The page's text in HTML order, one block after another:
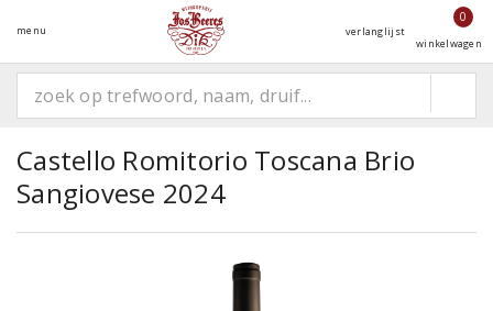
menu verlanglijst
0
winkelwagen
Castello Romitorio Toscana Brio
Sangiovese 2024